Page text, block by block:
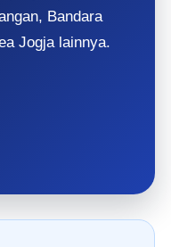
Bandara
Jogja lainnya.